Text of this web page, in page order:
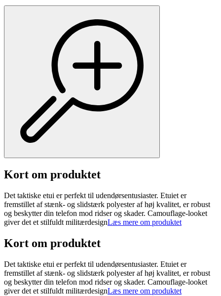
Kort om produktet
Det taktiske etui er perfekt til udendørsentusiaster. Etuiet er
fremstillet af stænk- og slidstærk polyester af høj kvalitet, er robust
og beskytter din telefon mod ridser og skader. Camouflage-looket
giver det et stilfuldt militærdesignLæs mere om produktet
Kort om produktet
Det taktiske etui er perfekt til udendørsentusiaster. Etuiet er
fremstillet af stænk- og slidstærk polyester af høj kvalitet, er robust
og beskytter din telefon mod ridser og skader. Camouflage-looket
giver det et stilfuldt militærdesignLæs mere om produktet